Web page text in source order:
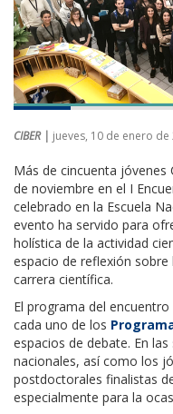
CIBER | jueves, 10 de enero de
Más de cincuenta jóvenes
de noviembre en el I
celebrado en la Escuela
evento ha servido para
holística de la actividad
espacio de reflexión
carrera científica.
El programa del
cada uno de los
espacios de debate. En
nacionales, así como los
postdoctorales finalistas
especialmente para la